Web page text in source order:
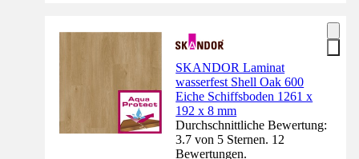
SKANDOR Laminat
wasserfest Shell Oak 600
Eiche Schiffsboden 1261 x
192 x 8 mm
Durchschnittliche Bewertung:
3.7 von 5 Sternen. 12
Bewertungen.